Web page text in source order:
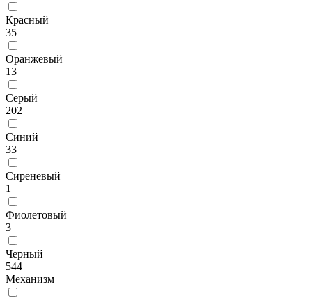
Красный
35
Оранжевый
13
Серый
202
Синий
33
Сиреневый
1
Фиолетовый
3
Черный
544
Механизм